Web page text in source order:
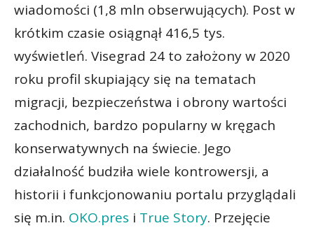
wiadomości (1,8 mln obserwujących). Post w
krótkim czasie osiągnął 416,5 tys.
wyświetleń. Visegrad 24 to założony w 2020
roku profil skupiający się na tematach
migracji, bezpieczeństwa i obrony wartości
zachodnich, bardzo popularny w kręgach
konserwatywnych na świecie. Jego
działalność budziła wiele kontrowersji, a
historii i funkcjonowaniu portalu przyglądali
się m.in. OKO.pres i True Story. Przejęcie